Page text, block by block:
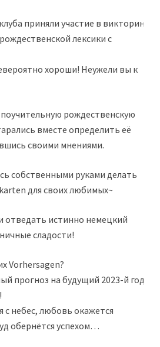
приняли участие в викторине
лексики с
хороши! Неужели вы к
рождественскую
вместе определить её
своими мнениями.
собственными руками делать
для своих любимых~
отведать истинно немецкий
сладости!
Vorhersagen?
прогноз на будущий 2023-й год.
с небес, любовь окажется
обернётся успехом…